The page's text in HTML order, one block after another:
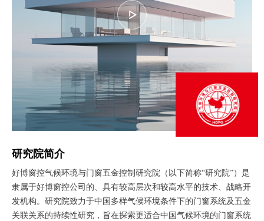
研究院简介
好博窗控气候环境与门窗五金控制研究院（以下简称“研究院”）是
隶属于好博窗控公司的、具有较高层次和较高水平的技术、战略开
发机构。研究院致力于中国多样气候环境条件下的门窗系统及五金
关联关系的持续性研究，旨在探索更适合中国气候环境的门窗系统